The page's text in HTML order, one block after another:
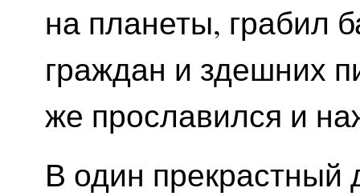
на планеты, грабил
граждан и здешних
же прославился и
В один прекрастный